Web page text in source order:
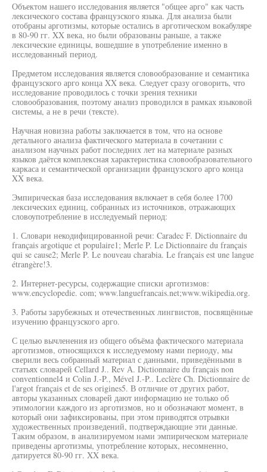
Объектом нашего исследования является "общее арго" как часть
лексического состава французского языка. Для анализа были
отобраны арготизмы, которые остались в арготическом вокабуляре
в 80-90 гг. XX века, но были образованы раньше, а также
лексические единицы, вошедшие в употребление именно в
исследованный период.
Предметом исследования является словообразование и семантика
французского арго конца XX века. Следует сразу оговорить, что
исследование проводилось с точки зрения техники
словообразования, поэтому анализ проводился в рамках языковой
системы, а не в речи (тексте).
Научная новизна работы заключается в том, что на основе
детального анализа фактического материала в сочетании с
анализом научных работ последних лет на материале разных
языков даётся комплексная характеристика словообразовательного
каркаса и семантической организации французского арго конца
XX века.
Эмпирическая база исследования включает в себя более 1700
лексических единиц, собранных из источников, отражающих
словоупотребление в исследуемый период:
1. Словари некодифицированной речи: Caradec F. Dictionnaire du
français argotique et populaire1; Merle P. Le Dictionnaire du français
qui se cause2; Merle P. Le nouveau charabia. Le français est une langue
étrangère!3.
2. Интернет-ресурсы, содержащие списки арготизмов:
www.encyclopedie. com; www.languefrancais.net;www.wikipedia.org.
3. Работы зарубежных и отечественных лингвистов, посвящённые
изучению французского арго.
С целью вычленения из общего объёма фактического материала
арготизмов, относящихся к исследуемому нами периоду, мы
сверили весь собранный материал с данными, приведёнными в
статьях словарей Cellard J.. Rev А. Dictionnaire du français non
conventionnel4 и Colin J.-P., Mével J.-P.. Leclère Ch. Dictionnaire de
l'argot français et de ses origines5. В отличие от других работ,
авторы указанных словарей дают информацию не только об
этимологии каждого из арготизмов, но и обозначают момент, в
который они зафиксированы, при этом приводятся отрывки
художественных произведений, подтверждающие эти данные.
Таким образом, в анализируемом нами эмпирическом материале
приведены арготизмы, употребление которых, несомненно,
датируется 80-90 гг. XX века.